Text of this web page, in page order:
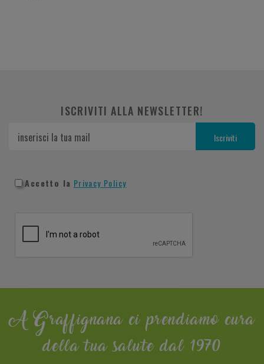
ISCRIVITI ALLA NEWSLETTER!
Accetto la Privacy Policy
A Graffignana ci prendiamo cura
della tua salute dal 1970